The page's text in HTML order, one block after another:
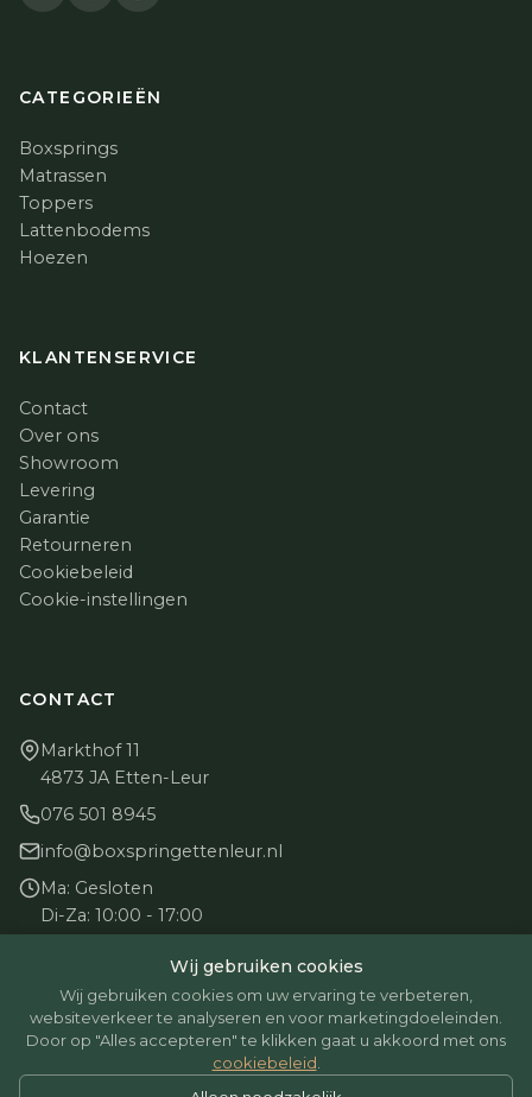
CATEGORIEËN
Boxsprings
Matrassen
Toppers
Lattenbodems
Hoezen
KLANTENSERVICE
Contact
Over ons
Showroom
Levering
Garantie
Retourneren
Cookiebeleid
Cookie-instellingen
CONTACT
Markthof 11
4873 JA Etten-Leur
076 501 8945
info@boxspringettenleur.nl
Ma: Gesloten
Di-Za: 10:00 - 17:00
© 2026 BoxspringEttenLeur. Alle rechten voorbehouden.
Wij gebruiken cookies
Wij gebruiken cookies om uw ervaring te verbeteren,
websiteverkeer te analyseren en voor marketingdoeleinden.
Door op "Alles accepteren" te klikken gaat u akkoord met ons
cookiebeleid